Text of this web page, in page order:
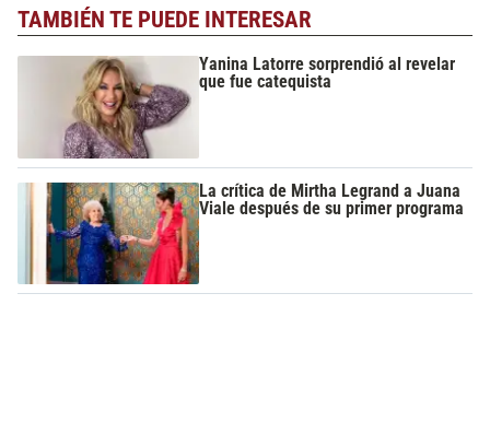
TAMBIÉN TE PUEDE INTERESAR
Yanina Latorre sorprendió al revelar
que fue catequista
La crítica de Mirtha Legrand a Juana
Viale después de su primer programa